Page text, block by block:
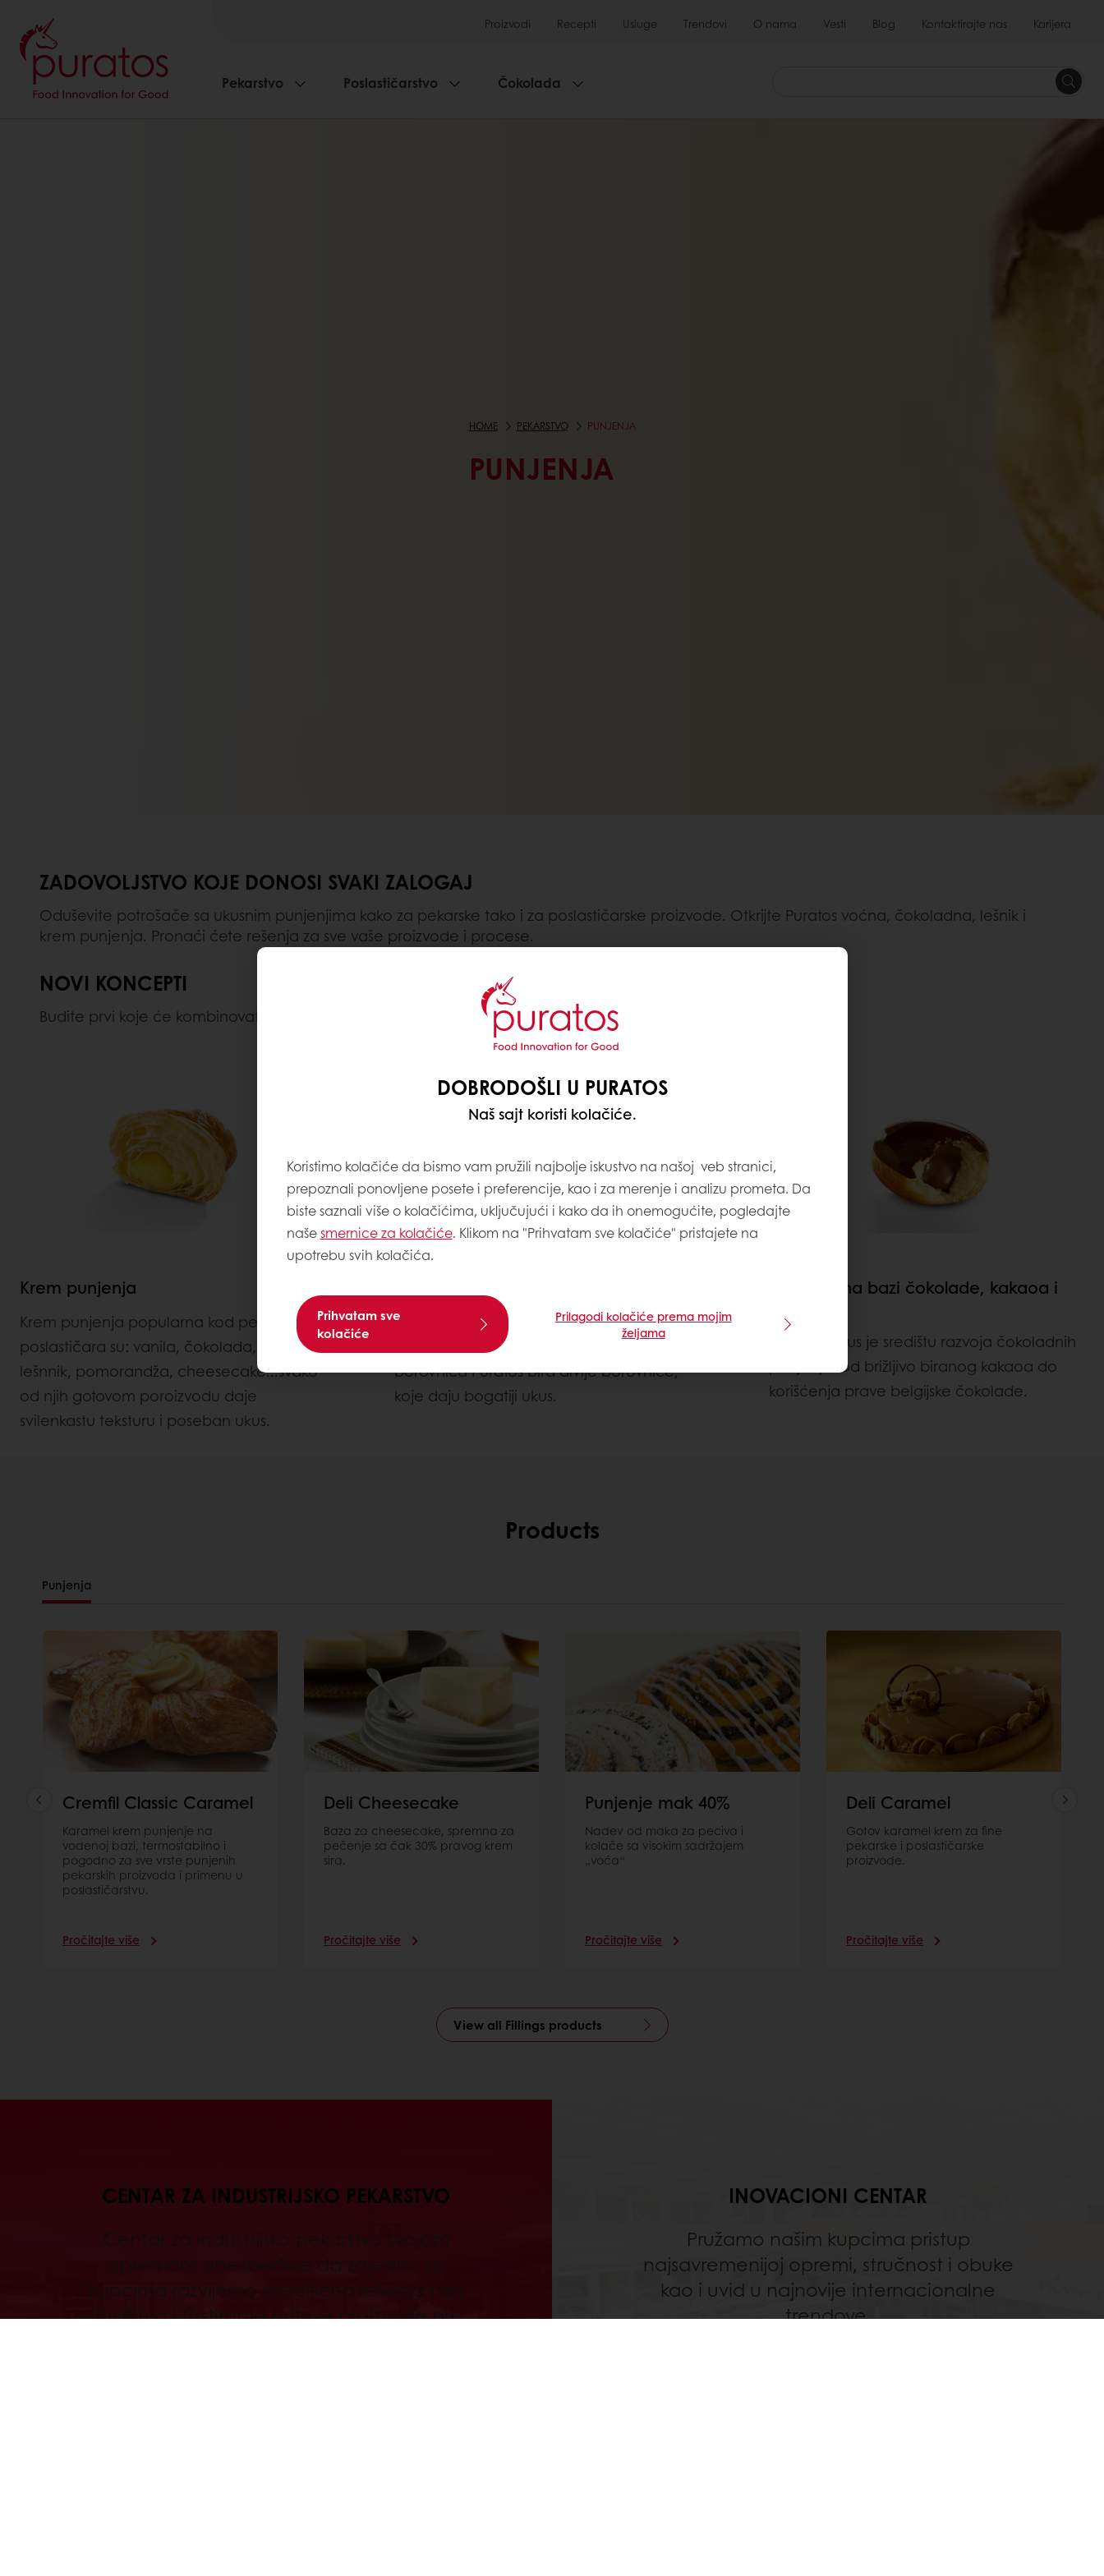
Proizvodi Recepti Usluge Trendovi O nama Vesti Blog Kontaktirajte nas Karijera
Pekarstvo Poslastičarstvo Čokolada
HOME PEKARSTVO PUNJENJA
PUNJENJA
ZADOVOLJSTVO KOJE DONOSI SVAKI ZALOGAJ
Oduševite potrošače sa ukusnim punjenjima kako za pekarske tako i za poslastičarske proizvode. Otkrijte Puratos voćna, čokoladna, lešnik i
krem punjenja. Pronaći ćete rešenja za sve vaše proizvode i procese.
NOVI KONCEPTI
Budite prvi koje će kombinovati različita punjenja kako bi kreirali trendi proizvode.
Krem punjenja
Krem punjenja popularna kod pekara i
poslastičara su: vanila, čokolada, karamel,
lešnnik, pomorandža, cheesecake...svako
od njih gotovom poroizvodu daje
svilenkastu teksturu i poseban ukus.
Voćna punjenja donose prirodne ukuse i
boje vašim proizvodima. Umesto gajenih
borovnica Puratos bira divlje borovnice,
koje daju bogatiji ukus.
Punjenja na bazi čokolade, kakaoa i
Odličan ukus je središtu razvoja čokoladnih
punjenja: od brižljivo biranog kakaoa do
korišćenja prave belgijske čokolade.
Products
Punjenja
Cremfil Classic Caramel
Karamel krem punjenje na
vodenoj bazi, termostabilno i
pogodno za sve vrste punjenih
pekarskih proizvoda i primenu u
poslastičarstvu.
Pročitajte više
Deli Cheesecake
Baza za cheesecake, spremna za
pečenje sa čak 30% pravog krem
sira.
Pročitajte više
Punjenje mak 40%
Nadev od maka za peciva i
kolače sa visokim sadržajem
„voća“
Pročitajte više
Deli Caramel
Gotov karamel krem za fine
pekarske i poslastičarske
proizvode.
Pročitajte više
View all Fillings products
CENTAR ZA INDUSTRIJSKO PEKARSTVO
Centar za industrijsko pekarstvo svojom
opremom obezbeđuje da zajedno sa
kupcima razvijemo specifična rešenja i da
istražimo i testiramo gotove proizvode pre
INOVACIONI CENTAR
Pružamo našim kupcima pristup
najsavremenijoj opremi, stručnost i obuke
kao i uvid u najnovije internacionalne
trendove.
DOBRODOŠLI U PURATOS
Naš sajt koristi kolačiće.
Koristimo kolačiće da bismo vam pružili najbolje iskustvo na našoj veb stranici,
prepoznali ponovljene posete i preferencije, kao i za merenje i analizu prometa. Da
biste saznali više o kolačićima, uključujući i kako da ih onemogućite, pogledajte
našesmernice za kolačiće. Klikom na "Prihvatam sve kolačiće" pristajete na
upotrebu svih kolačića.
Prihvatam sve
kolačiće
Prilagodi kolačiće prema mojim
željama